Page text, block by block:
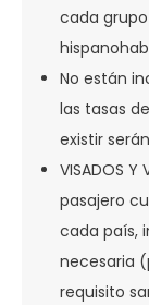
cada
No están
las tasas
existir
VISADOS Y
pasajero
cada país,
necesaria
requisito